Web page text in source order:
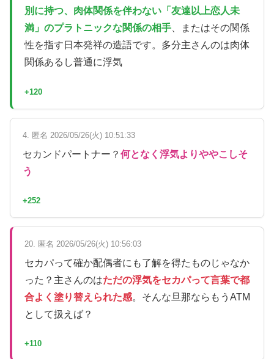
別に持つ、肉体関係を伴わない「友達以上恋人未
満」のプラトニックな関係の相手 、またはその関係
性を指す日本発祥の造語です。多分主さんのは肉体
関係あるし普通に浮気
+120
4. 匿名 2026/05/26(火) 10:51:33
セカンドパートナー？ 何となく浮気よりややこしそ
う
+252
20. 匿名 2026/05/26(火) 10:56:03
セカパって確か配偶者にも了解を得たものじゃなか
った？主さんのはただの浮気をセカパって言葉で都
合よく塗り替えられた感。そんな旦那ならもうATM
として扱えば？
+110